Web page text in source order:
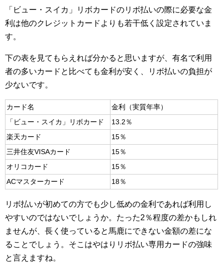
「ビュー・スイカ」リボカードのリボ払いの際に必要な金
利は他のクレジットカードよりも若干低く設定されていま
す。
下の表を見てもらえれば分かると思いますが、有名で利用
者の多いカードと比べても金利が安く、リボ払いの負担が
少ないです。
カード名
金利（実質年率）
「ビュー・スイカ」リボカード
13.2％
楽天カード
15％
三井住友VISAカード
15％
オリコカード
15％
ACマスターカード
18％
リボ払いが初めての方でも少し低めの金利であれば利用し
やすいのではないでしょうか。たった2％程度の差かもしれ
ませんが、長く使っていると馬鹿にできない金額の差にな
ることでしょう。そこはやはりリボ払い専用カードの強味
と言えますね。